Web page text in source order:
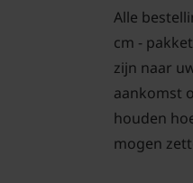
Alle
cm -
zijn naar
aankomst
houden
mogen